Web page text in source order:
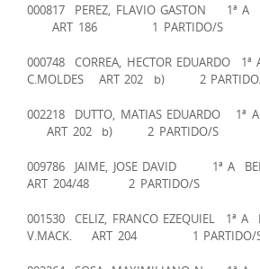
000817 PEREZ, FLAVIO GASTON 1ª A
ART 186 1 PARTIDO/S
000748 CORREA, HECTOR EDUARDO 1ª
C.MOLDES ART 202 b) 2
002218 DUTTO, MATIAS EDUARDO 1ª
ART 202 b) 2 PARTIDO/S
009786 JAIME, JOSE DAVID 1ª A
ART 204/48 2 PARTIDO/S
001530 CELIZ, FRANCO EZEQUIEL 1ª A
V.MACK. ART 204 1 PARTIDO/